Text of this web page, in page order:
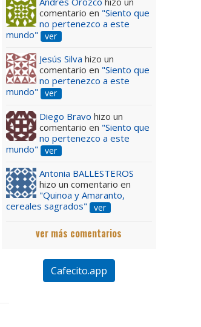
comentario en "Siento que
no pertenezco a este
mundo"
ver
Jesús Silva hizo un
comentario en "Siento que
no pertenezco a este
mundo"
ver
Diego Bravo hizo un
comentario en "Siento que
no pertenezco a este
mundo"
ver
Antonia BALLESTEROS
hizo un comentario en
"Quinoa y Amaranto,
cereales sagrados"
ver
ver más comentarios
Cafecito.app